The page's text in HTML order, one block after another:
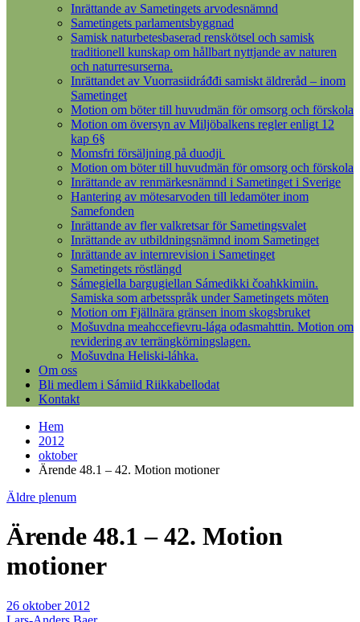
Inrättande av Sametingets arvodesnämnd
Sametingets parlamentsbyggnad
Samisk naturbetesbaserad renskötsel och samisk
traditionell kunskap om hållbart nyttjande av naturen
och naturresurserna.
Inrättandet av Vuorrasiidráđđi samiskt äldreråd – inom
Sametinget
Motion om böter till huvudmän för omsorg och förskola
Motion om översyn av Miljöbalkens regler enligt 12
kap 6§
Momsfri försäljning på duodji
Motion om böter till huvudmän för omsorg och förskola
Inrättande av renmärkesnämnd i Sametinget i Sverige
Hantering av mötesarvoden till ledamöter inom
Samefonden
Inrättande av fler valkretsar för Sametingsvalet
Inrättande av utbildningsnämnd inom Sametinget
Inrättande av internrevision i Sametinget
Sametingets röstlängd
Sámegiella bargugiellan Sámedikki čoahkkimiin.
Samiska som arbetsspråk under Sametingets möten
Motion om Fjällnära gränsen inom skogsbruket
Mošuvdna meahccefievru-lága ođasmahttin. Motion om
revidering av terrängkörningslagen.
Mošuvdna Heliski-láhka.
Om oss
Bli medlem i Sámiid Riikkabellodat
Kontakt
Hem
2012
oktober
Ärende 48.1 – 42. Motion motioner
Äldre plenum
Ärende 48.1 – 42. Motion
motioner
26 oktober 2012